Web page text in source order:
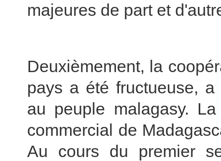
majeures de part et
Deuxièmement, la
pays a été fructueuse,
au peuple malagasy.
commercial de
Au cours du premier